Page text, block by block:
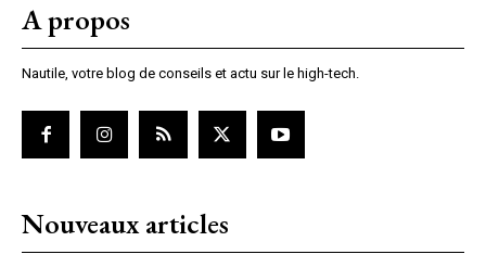
A propos
Nautile, votre blog de conseils et actu sur le high-tech.
Nouveaux articles